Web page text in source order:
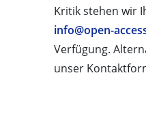
Kritik stehen wir
info@open-
Verfügung.
unser